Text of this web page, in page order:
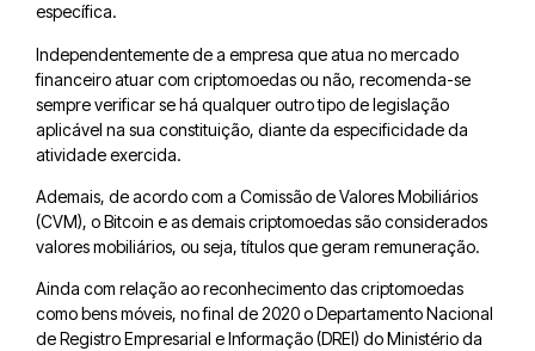
específica.
Independentemente de a empresa que atua no mercado
financeiro atuar com criptomoedas ou não, recomenda-se
sempre verificar se há qualquer outro tipo de legislação
aplicável na sua constituição, diante da especificidade da
atividade exercida.
Ademais, de acordo com a Comissão de Valores Mobiliários
(CVM), o Bitcoin e as demais criptomoedas são considerados
valores mobiliários, ou seja, títulos que geram remuneração.
Ainda com relação ao reconhecimento das criptomoedas
como bens móveis, no final de 2020 o Departamento Nacional
de Registro Empresarial e Informação (DREI) do Ministério da